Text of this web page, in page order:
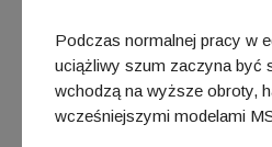
Podczas normalnej pracy w
uciążliwy szum zaczyna być
wchodzą na wyższe obroty,
wcześniejszymi modelami